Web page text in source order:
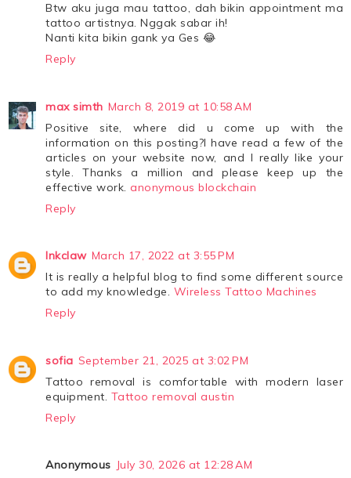
Btw aku juga mau tattoo, dah bikin appointment ma
tattoo artistnya. Nggak sabar ih!
Nanti kita bikin gank ya Ges 😂
Reply
max simth March 8, 2019 at 10:58 AM
Positive site, where did u come up with the
information on this posting?I have read a few of the
articles on your website now, and I really like your
style. Thanks a million and please keep up the
effective work. anonymous blockchain
Reply
Inkclaw March 17, 2022 at 3:55 PM
It is really a helpful blog to find some different source
to add my knowledge. Wireless Tattoo Machines
Reply
sofia September 21, 2025 at 3:02 PM
Tattoo removal is comfortable with modern laser
equipment. Tattoo removal austin
Reply
Anonymous July 30, 2026 at 12:28 AM